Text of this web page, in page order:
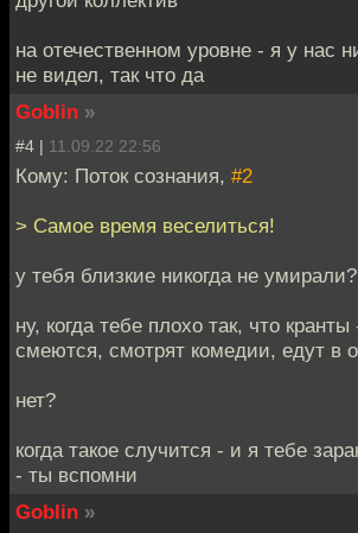
на отечественном уровне - я у нас
не видел, так что да
Goblin »
#4 | 11.09.22 22:56
Кому: Поток сознания, #2
> Самое время веселиться!
у тебя близкие никогда не умирали?
ну, когда тебе плохо так, что
смеются, смотрят комедии, едут в
нет?
когда такое случится - и я тебе
- ты вспомни
Goblin »